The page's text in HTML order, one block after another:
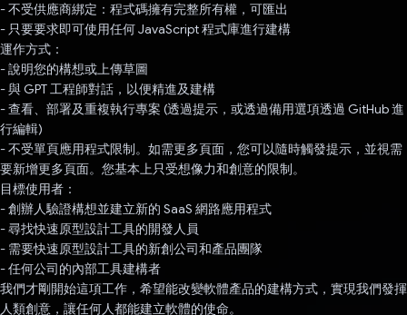
- 不受供應商綁定：程式碼擁有完整所有權，可匯出
- 只要要求即可使用任何 JavaScript 程式庫進行建構
運作方式：
- 說明您的構想或上傳草圖
- 與 GPT 工程師對話，以便精進及建構
- 查看、部署及重複執行專案 (透過提示，或透過備用選項透過 GitHub 進
行編輯)
- 不受單頁應用程式限制。如需更多頁面，您可以隨時觸發提示，並視需
要新增更多頁面。您基本上只受想像力和創意的限制。
目標使用者：
- 創辦人驗證構想並建立新的 SaaS 網路應用程式
- 尋找快速原型設計工具的開發人員
- 需要快速原型設計工具的新創公司和產品團隊
- 任何公司的內部工具建構者
我們才剛開始這項工作，希望能改變軟體產品的建構方式，實現我們發揮
人類創意，讓任何人都能建立軟體的使命。